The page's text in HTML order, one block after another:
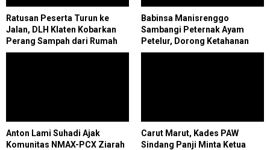
Ratusan Peserta Turun ke
Jalan, DLH Klaten Kobarkan
Perang Sampah dari Rumah
Babinsa Manisrenggo
Sambangi Peternak Ayam
Petelur, Dorong Ketahanan
Pangan
Anton Lami Suhadi Ajak
Komunitas NMAX-PCX Ziarah
Carut Marut, Kades PAW
Sindang Panji Minta Ketua